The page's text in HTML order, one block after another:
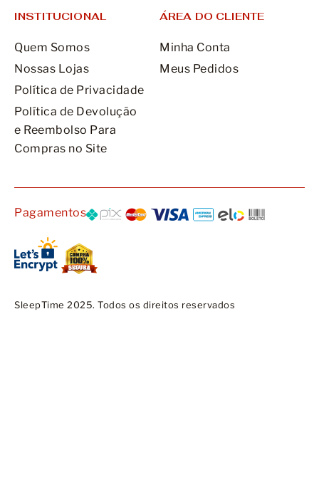
INSTITUCIONAL
Quem Somos
Nossas Lojas
Política de Privacidade
Política de Devolução
e Reembolso Para
Compras no Site
ÁREA DO CLIENTE
Minha Conta
Meus Pedidos
Pagamentos
SleepTime 2025. Todos os direitos reservados